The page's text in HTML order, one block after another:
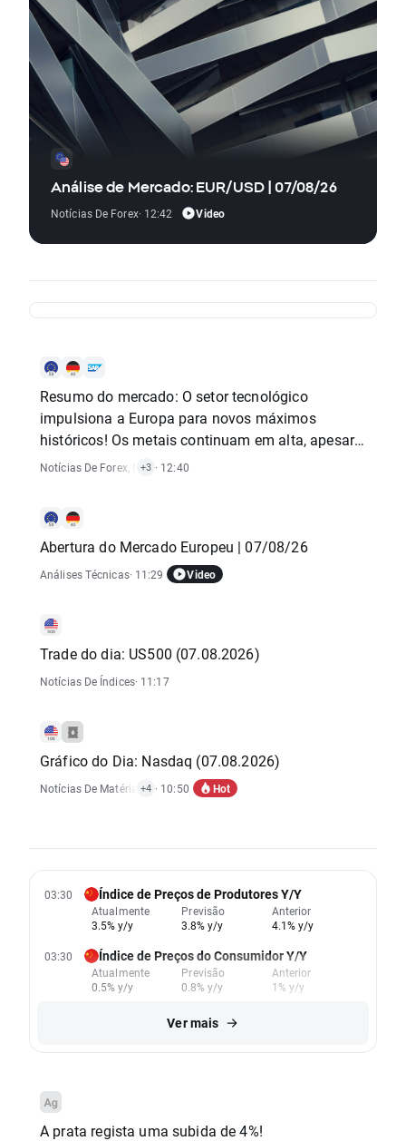
Análise de Mercado: EUR/USD | 07/08/26
Notícias De Forex· 12:42 Video
Resumo do mercado: O setor tecnológico
impulsiona a Europa para novos máximos
históricos! Os metais continuam em alta, apesar
da estagnação do dólar americano (07.08.2026)
Notícias De Forex Notícias De Matérias-Primas
+3 · 12:40
Abertura do Mercado Europeu | 07/08/26
Análises Técnicas· 11:29 Video
Trade do dia: US500 (07.08.2026)
Notícias De Índices· 11:17
Gráfico do Dia: Nasdaq (07.08.2026)
Notícias De Matérias-Primas,Notícias De Índices
+4 · 10:50 Hot
03:30 Índice de Preços de Produtores Y/Y
Atualmente
3.5% y/y
Previsão
3.8% y/y
Anterior
4.1% y/y
03:30 Índice de Preços do Consumidor Y/Y
Atualmente
0.5% y/y
Previsão
0.8% y/y
Anterior
1% y/y
Ver mais
A prata regista uma subida de 4%!